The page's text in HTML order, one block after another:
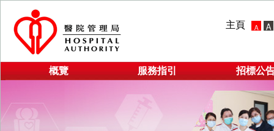
主頁
概覽 服務指引 招標公